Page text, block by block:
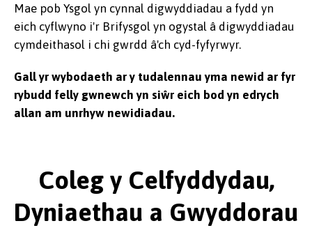
Mae pob Ysgol yn cynnal digwyddiadau a fydd yn
eich cyflwyno i'r Brifysgol yn ogystal â digwyddiadau
cymdeithasol i chi gwrdd â'ch cyd-fyfyrwyr.
Gall yr wybodaeth ar y tudalennau yma newid ar fyr
rybudd felly gwnewch yn siŵr eich bod yn edrych
allan am unrhyw newidiadau.
Coleg y Celfyddydau,
Dyniaethau a Gwyddorau